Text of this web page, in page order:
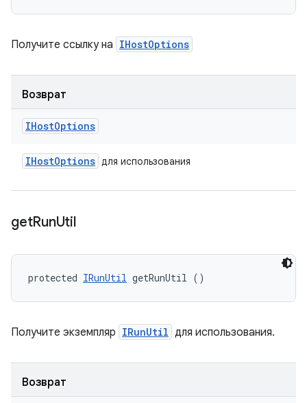
Получите ссылку на IHostOptions
Возврат
IHostOptions
IHostOptions для использования
getRunUtil
protected IRunUtil getRunUtil ()
Получите экземпляр IRunUtil для использования.
Возврат